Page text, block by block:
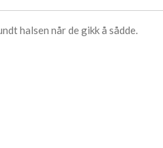
halsen når de gikk å sådde.